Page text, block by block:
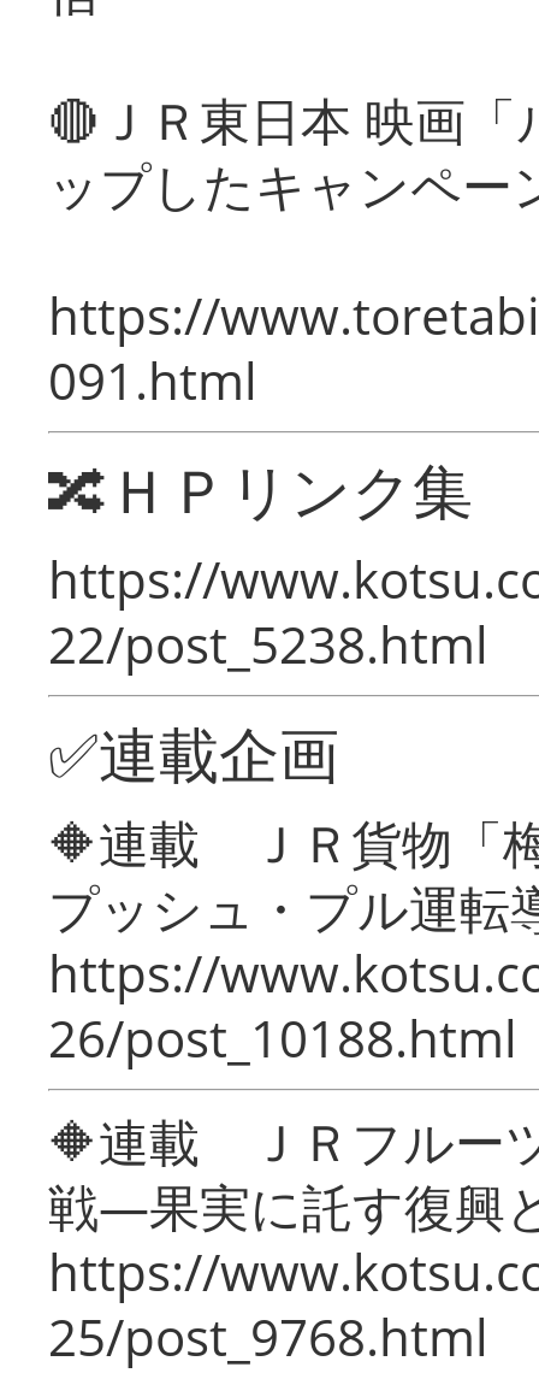
🔴ＪＲ東日本 映画
ップしたキャンペー
https://
091.html
🔀ＨＰリンク集
https://
22/post_5238.html
✅連載企画
🔶連載 ＪＲ貨物「
プッシュ・プル運転
https://
26/post_10188.html
🔶連載 ＪＲフルー
戦―果実に託す復興
https://
25/post_9768.html